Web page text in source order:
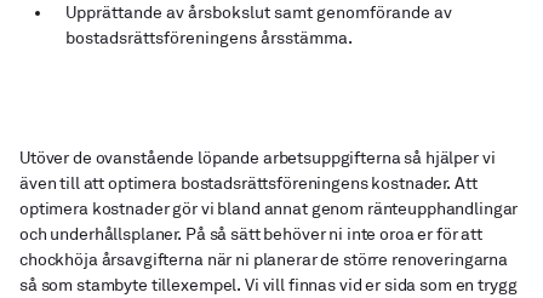
Upprättande av årsbokslut samt genomförande av
Utöver de ovanstående löpande arbetsuppgifterna så hjälper vi
även till att optimera bostadsrättsföreningens kostnader. Att
optimera kostnader gör vi bland annat genom ränteupphandlingar
och underhållsplaner. På så sätt behöver ni inte oroa er för att
chockhöja årsavgifterna när ni planerar de större renoveringarna
så som stambyte tillexempel. Vi vill finnas vid er sida som en trygg